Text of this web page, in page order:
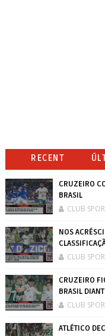
RECENT
CRUZEIRO
BRASIL
CLUB
NOS
CLUB
CRUZEIRO
BRASIL
CLUB
ATLÉTICO